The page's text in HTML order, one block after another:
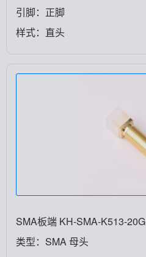
引脚：正脚
样式：直头
SMA板端 KH-SMA-K513-20G
类型：SMA 母头